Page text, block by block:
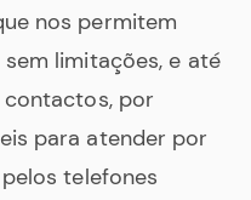
nos permitem
limitações, e até
por
para atender por
telefones